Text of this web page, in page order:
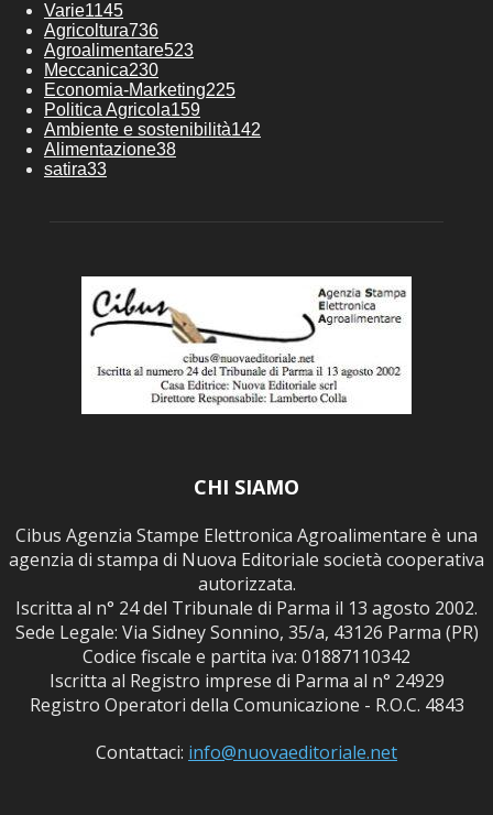
Varie1145
Agricoltura736
Agroalimentare523
Meccanica230
Economia-Marketing225
Politica Agricola159
Ambiente e sostenibilità142
Alimentazione38
satira33
CHI SIAMO
Cibus Agenzia Stampe Elettronica Agroalimentare è una
agenzia di stampa di Nuova Editoriale società cooperativa
autorizzata.
Iscritta al n° 24 del Tribunale di Parma il 13 agosto 2002.
Sede Legale: Via Sidney Sonnino, 35/a, 43126 Parma (PR)
Codice fiscale e partita iva: 01887110342
Iscritta al Registro imprese di Parma al n° 24929
Registro Operatori della Comunicazione - R.O.C. 4843
Contattaci: info@nuovaeditoriale.net